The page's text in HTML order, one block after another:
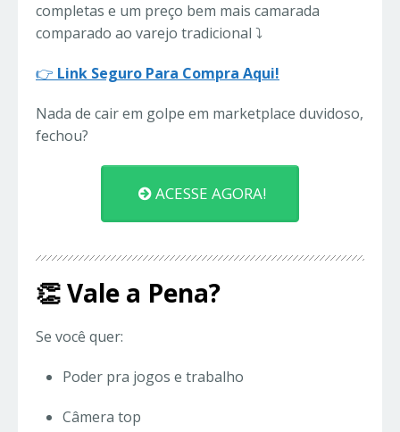
completas e um preço bem mais camarada
comparado ao varejo tradicional ⤵️
👉 Link Seguro Para Compra Aqui!
Nada de cair em golpe em marketplace duvidoso,
fechou?
ACESSE AGORA!
👏 Vale a Pena?
Se você quer:
Poder pra jogos e trabalho
Câmera top